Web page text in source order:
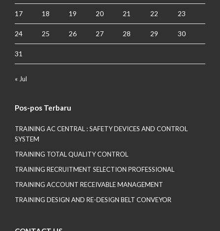
17 18 19 20 21 22 23
24 25 26 27 28 29 30
31
« Jul
Pos-pos Terbaru
TRAINING AC CENTRAL : SAFETY DEVICES AND CONTROL
SYSTEM
TRAINING TOTAL QUALITY CONTROL
TRAINING RECRUITMENT SELECTION PROFESSIONAL
TRAINING ACCOUNT RECEIVABLE MANAGEMENT
TRAINING DESIGN AND RE-DESIGN BELT CONVEYOR